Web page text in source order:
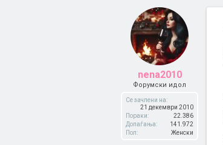
nena2010
Форумски идол
Се зачлени на:
21 декември 2010
Пораки:
22.386
Допаѓања:
141.972
Пол:
Женски